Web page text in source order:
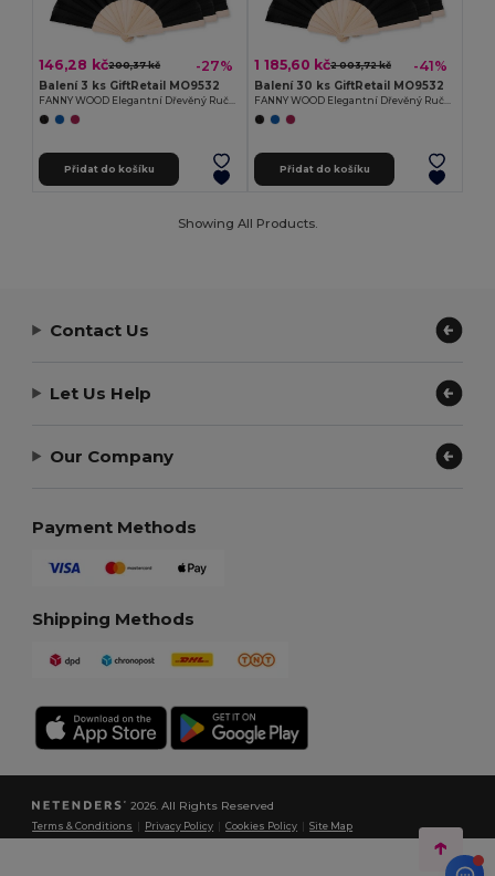
146,28 kč200,37 kč -27%
Balení 3 ks GiftRetail MO9532
FANNY WOOD Elegantní Dřevěný Ruční Vějíř s Polyesterem
Přidat do košíku
1 185,60 kč2 003,72 kč -41%
Balení 30 ks GiftRetail MO9532
FANNY WOOD Elegantní Dřevěný Ruční Vějíř s Polyesterem
Přidat do košíku
Showing All Products.
Contact Us
Let Us Help
Our Company
Payment Methods
Shipping Methods
2026. All Rights Reserved
Terms & Conditions Privacy Policy |Cookies Policy |Site Map